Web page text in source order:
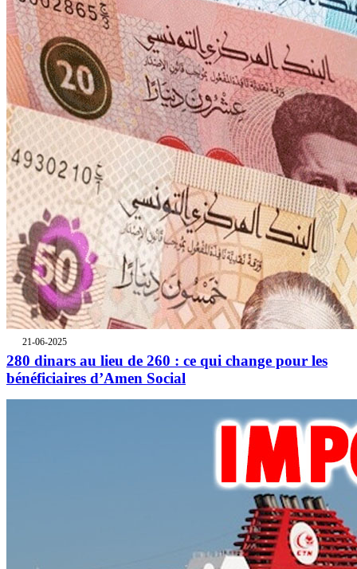
21-06-2025
280 dinars au lieu de 260 : ce qui change pour les
bénéficiaires d’Amen Social